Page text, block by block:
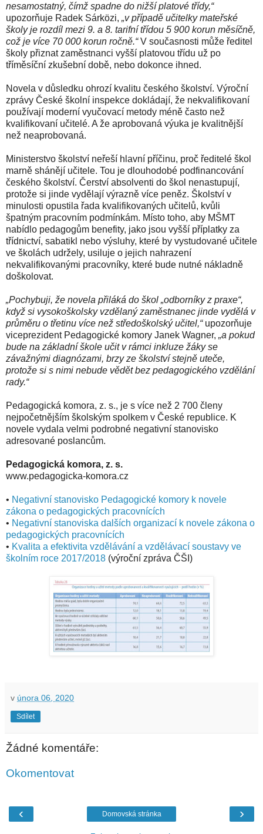
nesamostatný, čímž spadne do nižší platové třídy,“
upozorňuje Radek Sárközi, „v případě učitelky mateřské
školy je rozdíl mezi 9. a 8. tarifní třídou 5 900 korun měsíčně,
což je více 70 000 korun ročně.“V současnosti může ředitel
školy přiznat zaměstnanci vyšší platovou třídu už po
tříměsíční zkušební době, nebo dokonce ihned.
Novela v důsledku ohrozí kvalitu českého školství. Výroční
zprávy České školní inspekce dokládají, že nekvalifikovaní
používají moderní vyučovací metody méně často než
kvalifikovaní učitelé. A že aprobovaná výuka je kvalitnější
než neaprobovaná.
Ministerstvo školství neřeší hlavní příčinu, proč ředitelé škol
marně shánějí učitele. Tou je dlouhodobé podfinancování
českého školství. Čerství absolventi do škol nenastupují,
protože si jinde vydělají výrazně více peněz. Školství v
minulosti opustila řada kvalifikovaných učitelů, kvůli
špatným pracovním podmínkám. Místo toho, aby MŠMT
nabídlo pedagogům benefity, jako jsou vyšší příplatky za
třídnictví, sabatikl nebo výsluhy, které by vystudované učitele
ve školách udržely, usiluje o jejich nahrazení
nekvalifikovanými pracovníky, které bude nutné nákladně
doškolovat.
„Pochybuji, že novela přiláká do škol „odborníky z praxe“,
když si vysokoškolsky vzdělaný zaměstnanec jinde vydělá v
průměru o třetinu více než středoškolský učitel,“upozorňuje
viceprezident Pedagogické komory Janek Wagner, „a pokud
bude na základní škole učit v rámci inkluze žáky se
závažnými diagnózami, brzy ze školství stejně uteče,
protože si s nimi nebude vědět bez pedagogického vzdělání
rady.“
Pedagogická komora, z. s., je s více než 2 700 členy
nejpočetnějším školským spolkem v České republice. K
novele vydala velmi podrobné negativní stanovisko
adresované poslancům.
Pedagogická komora, z. s.
www.pedagogicka-komora.cz
• Negativní stanovisko Pedagogické komory k novele
zákona o pedagogických pracovnících
• Negativní stanoviska dalších organizací k novele zákona o
pedagogických pracovnících
• Kvalita a efektivita vzdělávání a vzdělávací soustavy ve
školním roce 2017/2018 (výroční zpráva ČŠI)
v února 06, 2020
Sdílet
Žádné komentáře:
Okomentovat
‹ ›
Domovská stránka